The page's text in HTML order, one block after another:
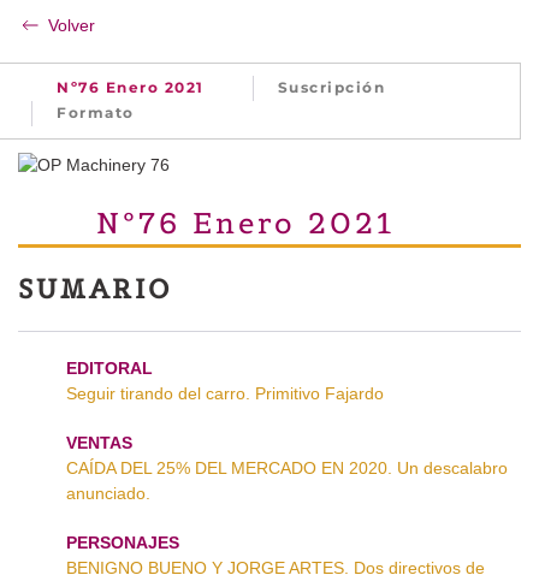
Volver
Nº76 Enero 2021
Suscripción
Formato
Nº76 Enero 2021
SUMARIO
EDITORAL
Seguir tirando del carro. Primitivo Fajardo
VENTAS
CAÍDA DEL 25% DEL MERCADO EN 2020. Un descalabro
anunciado.
PERSONAJES
BENIGNO BUENO Y JORGE ARTES. Dos directivos de